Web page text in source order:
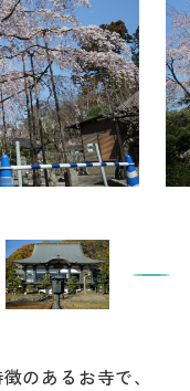
のあるお寺で、
特集
餃子
グルメ
イベント
宿泊